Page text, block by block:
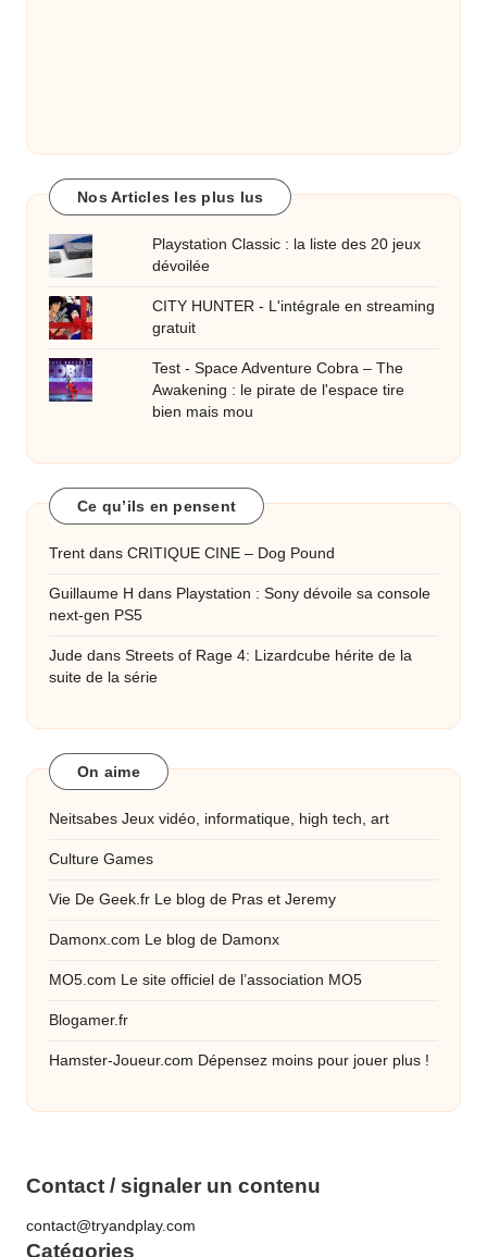
Nos Articles les plus lus
Playstation Classic : la liste des 20 jeux
dévoilée
CITY HUNTER - L'intégrale en streaming
gratuit
Test - Space Adventure Cobra – The
Awakening : le pirate de l'espace tire
bien mais mou
Ce qu’ils en pensent
Trent dans CRITIQUE CINE – Dog Pound
Guillaume H dans Playstation : Sony dévoile sa console
next-gen PS5
Jude dans Streets of Rage 4: Lizardcube hérite de la
suite de la série
On aime
Neitsabes Jeux vidéo, informatique, high tech, art
Culture Games
Vie De Geek.fr Le blog de Pras et Jeremy
Damonx.com Le blog de Damonx
MO5.com Le site officiel de l’association MO5
Blogamer.fr
Hamster-Joueur.com Dépensez moins pour jouer plus !
Contact / signaler un contenu
contact@tryandplay.com
Catégories